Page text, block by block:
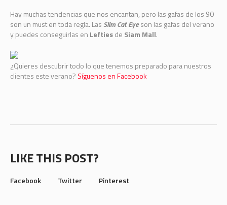
Hay muchas tendencias que nos encantan, pero las gafas de los 90
son un must en toda regla. Las Slim Cat Eyeson las gafas del verano
y puedes conseguirlas en Leftiesde Siam Mall.
¿Quieres descubrir todo lo que tenemos preparado para nuestros
clientes este verano? Síguenos en Facebook
LIKE THIS POST?
Facebook Twitter Pinterest